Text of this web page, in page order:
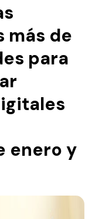
más de
para
enero y